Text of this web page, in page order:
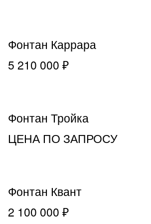
Фонтан Каррара
5 210 000 ₽
Фонтан Тройка
ЦЕНА ПО ЗАПРОСУ
Фонтан Квант
2 100 000 ₽